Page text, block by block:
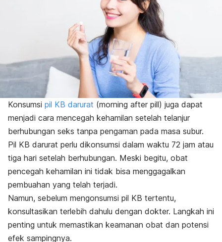
Konsumsi pil KB darurat (morning after pill) juga dapat
menjadi cara mencegah kehamilan setelah telanjur
berhubungan seks tanpa pengaman pada masa subur.
Pil KB darurat perlu dikonsumsi dalam waktu 72 jam atau
tiga hari setelah berhubungan. Meski begitu, obat
pencegah kehamilan ini tidak bisa menggagalkan
pembuahan yang telah terjadi.
Namun, sebelum mengonsumsi pil KB tertentu,
konsultasikan terlebih dahulu dengan dokter. Langkah ini
penting untuk memastikan keamanan obat dan potensi
efek sampingnya.